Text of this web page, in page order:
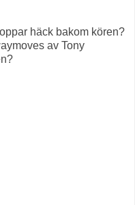
häck bakom kören?
av Tony